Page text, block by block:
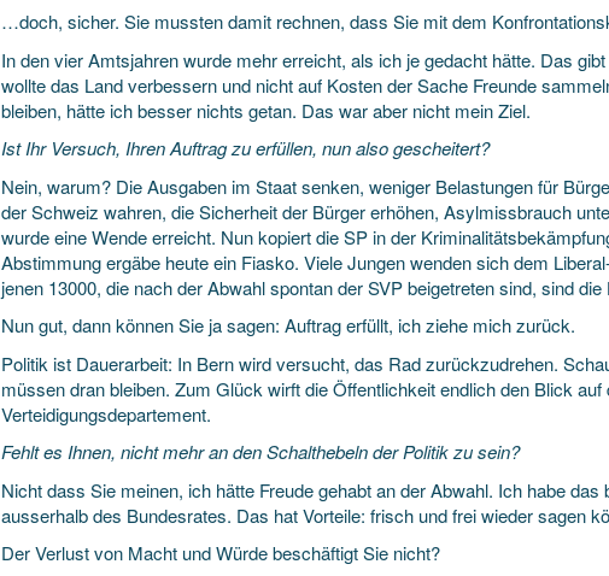
…doch, sicher. Sie mussten damit rechnen, dass Sie mit dem
In den vier Amtsjahren wurde mehr erreicht, als ich je gedacht hätte. Das
wollte das Land verbessern und nicht auf Kosten der Sache Freunde
bleiben, hätte ich besser nichts getan. Das war aber nicht mein Ziel.
Ist Ihr Versuch, Ihren Auftrag zu erfüllen, nun also gescheitert?
Nein, warum? Die Ausgaben im Staat senken, weniger Belastungen für
der Schweiz wahren, die Sicherheit der Bürger erhöhen, Asylmissbrauch
wurde eine Wende erreicht. Nun kopiert die SP in der
Abstimmung ergäbe heute ein Fiasko. Viele Jungen wenden sich dem
jenen 13000, die nach der Abwahl spontan der SVP beigetreten sind, sind die
Nun gut, dann können Sie ja sagen: Auftrag erfüllt, ich ziehe mich zurück.
Politik ist Dauerarbeit: In Bern wird versucht, das Rad zurückzudrehen.
müssen dran bleiben. Zum Glück wirft die Öffentlichkeit endlich den Blick
Verteidigungsdepartement.
Fehlt es Ihnen, nicht mehr an den Schalthebeln der Politik zu sein?
Nicht dass Sie meinen, ich hätte Freude gehabt an der Abwahl. Ich habe
ausserhalb des Bundesrates. Das hat Vorteile: frisch und frei wieder sagen
Der Verlust von Macht und Würde beschäftigt Sie nicht?